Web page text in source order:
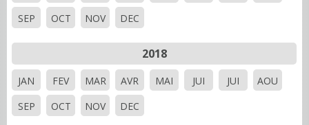
SEP
OCT NOV DEC
2018
JAN FEV MAR AVR MAI JUI JUI
AOU
SEP
OCT NOV DEC